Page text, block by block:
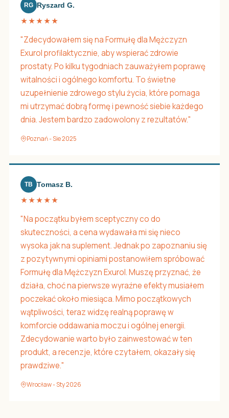
RG Ryszard G.
★★★★★
"Zdecydowałem się na Formułę dla Mężczyzn
Exurol profilaktycznie, aby wspierać zdrowie
prostaty. Po kilku tygodniach zauważyłem poprawę
witalności i ogólnego komfortu. To świetne
uzupełnienie zdrowego stylu życia, które pomaga
mi utrzymać dobrą formę i pewność siebie każdego
dnia. Jestem bardzo zadowolony z rezultatów."
Poznań - Sie 2025
TB Tomasz B.
★★★★★
"Na początku byłem sceptyczny co do
skuteczności, a cena wydawała mi się nieco
wysoka jak na suplement. Jednak po zapoznaniu się
z pozytywnymi opiniami postanowiłem spróbować
Formułę dla Mężczyzn Exurol. Muszę przyznać, że
działa, choć na pierwsze wyraźne efekty musiałem
poczekać około miesiąca. Mimo początkowych
wątpliwości, teraz widzę realną poprawę w
komforcie oddawania moczu i ogólnej energii.
Zdecydowanie warto było zainwestować w ten
produkt, a recenzje, które czytałem, okazały się
prawdziwe."
Wrocław - Sty 2026